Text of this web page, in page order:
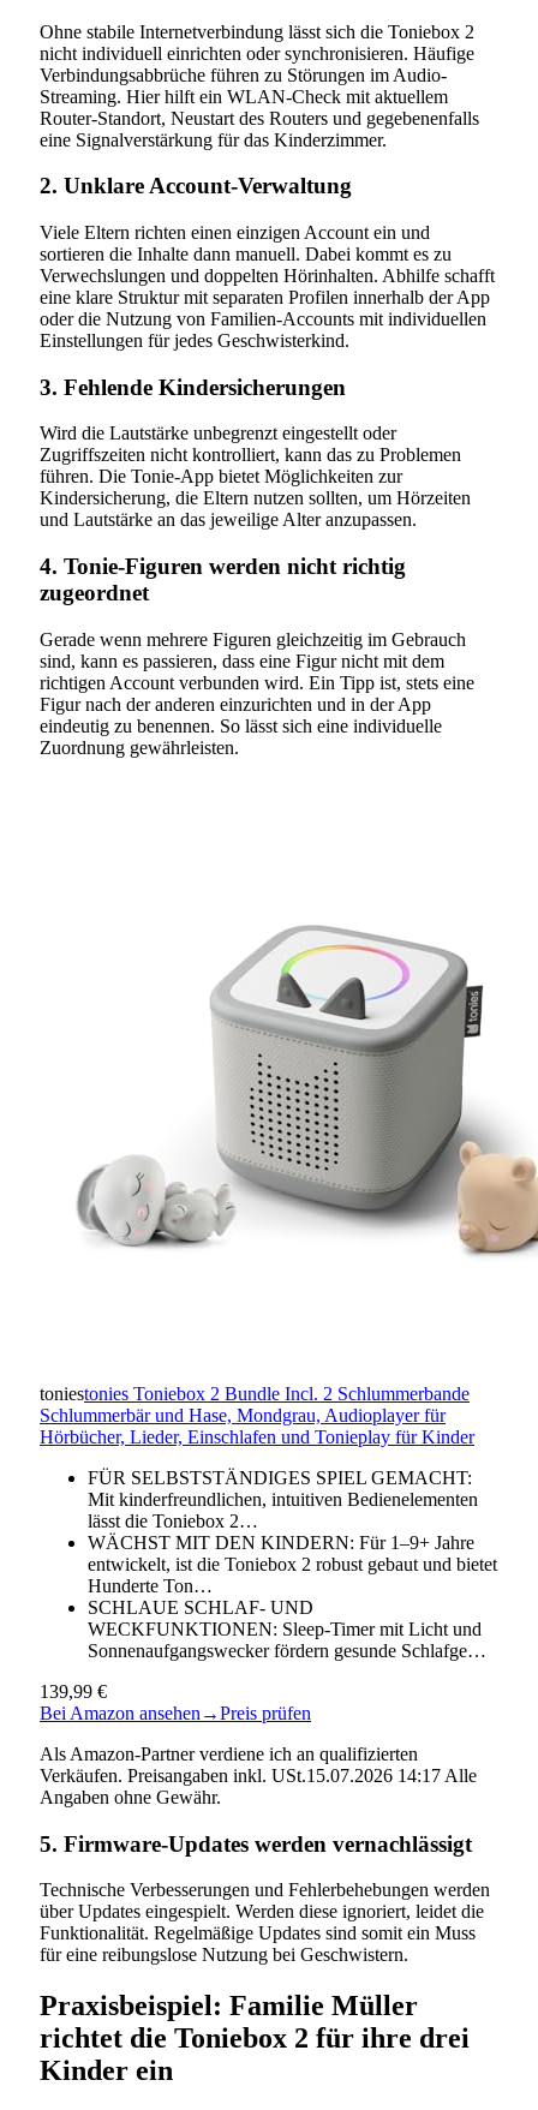
Ohne stabile Internetverbindung lässt sich die Toniebox 2
nicht individuell einrichten oder synchronisieren. Häufige
Verbindungsabbrüche führen zu Störungen im Audio-
Streaming. Hier hilft ein WLAN-Check mit aktuellem
Router-Standort, Neustart des Routers und gegebenenfalls
eine Signalverstärkung für das Kinderzimmer.
2. Unklare Account-Verwaltung
Viele Eltern richten einen einzigen Account ein und
sortieren die Inhalte dann manuell. Dabei kommt es zu
Verwechslungen und doppelten Hörinhalten. Abhilfe schafft
eine klare Struktur mit separaten Profilen innerhalb der App
oder die Nutzung von Familien-Accounts mit individuellen
Einstellungen für jedes Geschwisterkind.
3. Fehlende Kindersicherungen
Wird die Lautstärke unbegrenzt eingestellt oder
Zugriffszeiten nicht kontrolliert, kann das zu Problemen
führen. Die Tonie-App bietet Möglichkeiten zur
Kindersicherung, die Eltern nutzen sollten, um Hörzeiten
und Lautstärke an das jeweilige Alter anzupassen.
4. Tonie-Figuren werden nicht richtig
zugeordnet
Gerade wenn mehrere Figuren gleichzeitig im Gebrauch
sind, kann es passieren, dass eine Figur nicht mit dem
richtigen Account verbunden wird. Ein Tipp ist, stets eine
Figur nach der anderen einzurichten und in der App
eindeutig zu benennen. So lässt sich eine individuelle
Zuordnung gewährleisten.
toniestonies Toniebox 2 Bundle Incl. 2 Schlummerbande
Schlummerbär und Hase, Mondgrau, Audioplayer für
Hörbücher, Lieder, Einschlafen und Tonieplay für Kinder
FÜR SELBSTSTÄNDIGES SPIEL GEMACHT:
Mit kinderfreundlichen, intuitiven Bedienelementen
lässt die Toniebox 2…
WÄCHST MIT DEN KINDERN: Für 1–9+ Jahre
entwickelt, ist die Toniebox 2 robust gebaut und bietet
Hunderte Ton…
SCHLAUE SCHLAF- UND
WECKFUNKTIONEN: Sleep-Timer mit Licht und
Sonnenaufgangswecker fördern gesunde Schlafge…
139,99 €
Bei Amazon ansehen →Preis prüfen
Als Amazon-Partner verdiene ich an qualifizierten
Verkäufen. Preisangaben inkl. USt.15.07.2026 14:17 Alle
Angaben ohne Gewähr.
5. Firmware-Updates werden vernachlässigt
Technische Verbesserungen und Fehlerbehebungen werden
über Updates eingespielt. Werden diese ignoriert, leidet die
Funktionalität. Regelmäßige Updates sind somit ein Muss
für eine reibungslose Nutzung bei Geschwistern.
Praxisbeispiel: Familie Müller
richtet die Toniebox 2 für ihre drei
Kinder ein